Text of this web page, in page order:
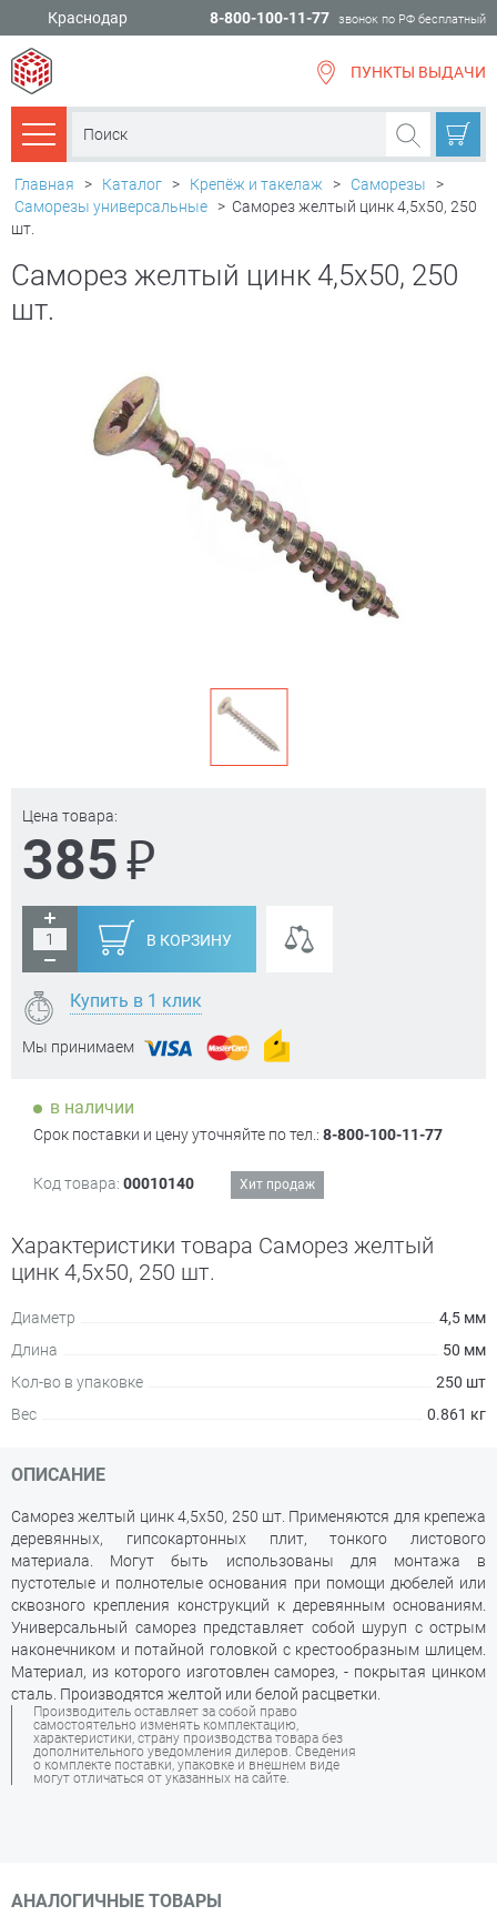
Краснодар 8-800-100-11-77 звонок по РФ бесплатный
ПУНКТЫ ВЫДАЧИ
Каталог товаров
Главная > Каталог > Крепёж и такелаж > Саморезы
>
Саморезы универсальные > Саморез желтый цинк 4,5х50, 250
шт.
Саморез желтый цинк 4,5х50, 250
шт.
Цена товара:
385₽
В КОРЗИНУ
Купить в 1 клик
Мы принимаем
в наличии
Срок поставки и цену уточняйте по тел.: 8-800-100-11-77
Код товара: 00010140 Хит продаж
Характеристики товара Саморез желтый
цинк 4,5х50, 250 шт.
Диаметр
4,5 мм
Длина
50 мм
Кол-во в упаковке
250 шт
Вес
0.861 кг
ОПИСАНИЕ
Саморез желтый цинк 4,5х50, 250 шт. Применяются для крепежа
деревянных, гипсокартонных плит, тонкого листового
материала. Могут быть использованы для монтажа в
пустотелые и полнотелые основания при помощи дюбелей или
сквозного крепления конструкций к деревянным основаниям.
Универсальный саморез представляет собой шуруп с острым
наконечником и потайной головкой с крестообразным шлицем.
Материал, из которого изготовлен саморез, - покрытая цинком
сталь. Производятся желтой или белой расцветки.
Производитель оставляет за собой право
самостоятельно изменять комплектацию,
характеристики, страну производства товара без
дополнительного уведомления дилеров. Сведения
о комплекте поставки, упаковке и внешнем виде
могут отличаться от указанных на сайте.
АНАЛОГИЧНЫЕ ТОВАРЫ